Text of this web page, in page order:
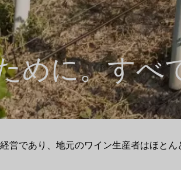
めに。すべ
営であり、地元のワイン生産者はほと